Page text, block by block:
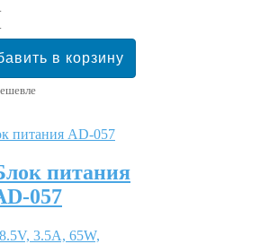
питания
057
3.5A, 65W,